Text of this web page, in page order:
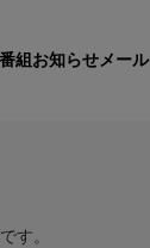
番組お知らせメール
す。